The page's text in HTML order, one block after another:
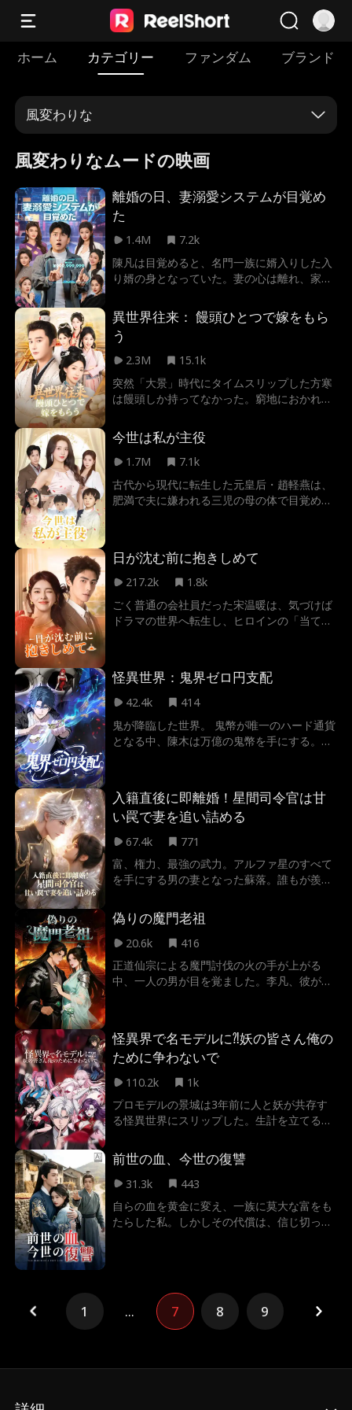
ホーム カテゴリー ファンダム ブランド
風変わりな
風変わりなムードの映画
離婚の日、妻溺愛システムが目覚め
た
1.4M
7.2k
陳凡は目覚めると、名門一族に婿入りした入
り婿の身となっていた。妻の心は離れ、家族
のは――妻溺愛システム。 だが、彼はすぐに
システムの重大なバグに気づく。「人妻」で
あれば、すべて「妻」として判定されるの
だ！ 冷たい義母、宿敵の美しい妻、辣腕の女
愛の対象に。 やがて陳凡は資金と人脈を掌握
し、都市に新たな勢力図を描き始める。 しか
予想外の運命とは――？
異世界往来： 饅頭ひとつで嫁をもら
う
2.3M
15.1k
突然「大景」時代にタイムスリップした方寒
は饅頭しか持ってなかった。窮地におかれた
リップシステム起動、嫁をもらったら、エネ
ルギーがチャージでき、タイムスリップする
ことができます。」村に賑やかな音が響き、
仲人に紹介され、饅頭だけで美人の嫁をもら
えた彼は早速タイムスリップをして、異世界
生活の始まりだ！
今世は私が主役
1.7M
7.1k
古代から現代に転生した元皇后・趙軽燕は、
肥満で夫に嫌われる三児の母の体で目覚め
恋愛に興味なし。新たな人生を謳歌する爽快
サクセスストーリー。
日が沈む前に抱きしめて
217.2k
1.8k
ごく普通の会社員だった宋温暖は、気づけば
ドラマの世界へ転生し、ヒロインの「当て馬
喜んでサインする。「2年間身代わりを演じ
きって、慰謝料で世界一周してやる！」そし
彼女が帰国し、横断幕まで作って大喜びで歓
迎したのに、なぜか周時越が「別れない」と
ことで事態は急転する。持ち主を選ぶ「血の
指輪」、暗躍する名家、そして運命の恋
人……。宋温暖はまだ知らない。初対面だと
思っていたあの夜から、自分とこの美しき
男、陸凛の運命が、恐ろしいほどに深く絡み
合っていたということを。
怪異世界：鬼界ゼロ円支配
42.4k
414
鬼が降臨した世界。 鬼幣が唯一のハード通貨
となる中、陳木は万億の鬼幣を手にする。
入籍直後に即離婚！星間司令官は甘
い罠で妻を追い詰める
67.4k
771
富、権力、最強の武力。アルファ星のすべて
を手にする男の妻となった蘇落。誰もが羨む
からの脱出を企てていた。 冷徹無比で誰もが
恐れる帝国司令官。しかし彼女はまだ知らな
い。あの近寄りがたい殿下が、彼女の前でだ
けは鋭い牙を隠し、すり寄る忠犬の皮を被っ
ていることを…「お姉ちゃん、また置いてい
く気なの？」人前での殺伐とした姿とは裏腹
彼女の逃げ道を塞いでいく。
偽りの魔門老祖
20.6k
416
正道仙宗による魔門討伐の火の手が上がる
中、一人の男が目を覚ました。李凡、彼が転
押され、表舞台へと引きずり出される李凡。
だが、彼には世界を滅ぼすほどの魔力など欠
片もなく、身も心も完全なる一般人であっ
た…敵を欺き、味方を騙す。たった一度のボ
ロが死を招く極限状態の中、彼が駆使するの
は迫真の演技と、突如目覚めたシステム。
怪異界で名モデルに⁈妖の皆さん俺の
ために争わないで
110.2k
1k
プロモデルの景城は3年前に人と妖が共存す
る怪異世界にスリップした。生計を立てるた
食っていくため、一度に複数の妖怪を相手に
していた。しかし、思わぬアクシデントでま
さか国の略奪という変なダンジョンにハマ
り、しかもなんとラスボスがまさか彼の客だ
った！
前世の血、今世の復讐
31.3k
443
自らの血を黄金に変え、一族に莫大な富をも
たらした私。しかしその代償は、信じ切って
を張る。私を殺した夫が金への執着で狂いゆ
く様を、強欲な義父母が破滅していく様を、
そして高慢な高官の令嬢が死の盤上へ足を踏
1 ... 7 8 9